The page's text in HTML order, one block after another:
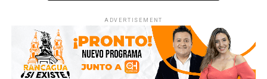
ADVERTISEMENT